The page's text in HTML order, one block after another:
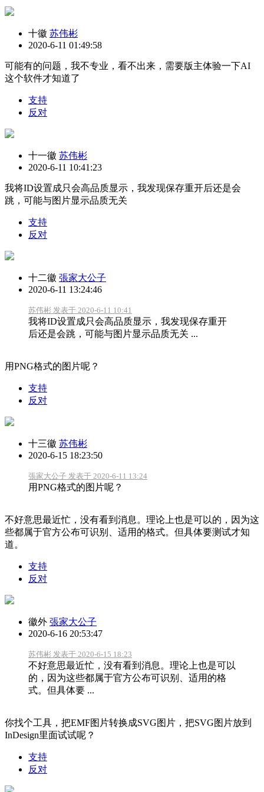
十徽 苏伟彬
2020-6-11 01:49:58
可能有的问题，我不专业，看不出来，需要版主体验一下AI
这个软件才知道了
支持
反对
十一徽 苏伟彬
2020-6-11 10:41:23
我将ID设置成只会高品质显示，我发现保存重开后还是会
跳，可能与图片显示品质无关
支持
反对
十二徽 張家大公子
2020-6-11 13:24:46
苏伟彬 发表于 2020-6-11 10:41
我将ID设置成只会高品质显示，我发现保存重开
后还是会跳，可能与图片显示品质无关 ...
用PNG格式的图片呢？
支持
反对
十三徽 苏伟彬
2020-6-15 18:23:50
張家大公子 发表于 2020-6-11 13:24
用PNG格式的图片呢？
不好意思最近忙，没有看到消息。理论上也是可以的，因为这
些都属于官方公布可识别、适用的格式。但具体要测试才知
道。
支持
反对
徽外 張家大公子
2020-6-16 20:53:47
苏伟彬 发表于 2020-6-15 18:23
不好意思最近忙，没有看到消息。理论上也是可以
的，因为这些都属于官方公布可识别、适用的格
式。但具体要 ...
你找个工具，把EMF图片转换成SVG图片，把SVG图片放到
InDesign里面试试呢？
支持
反对